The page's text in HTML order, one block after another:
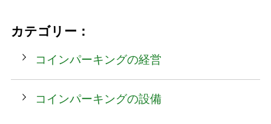
カテゴリー：
コインパーキングの経営
コインパーキングの設備